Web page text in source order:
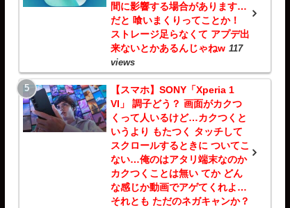
間に影響する場合があります…
だと 喰いまくりってことか！
ストレージ足らなくて アプデ出
来ないとかあるんじゃねw 117
views
【スマホ】SONY「Xperia 1
VI」 調子どう？ 画面がカクつ
くって人いるけど…カクつくと
いうより もたつく タッチして
スクロールするときに ついてこ
ない…俺のはアタリ端末なのか
カクつくことは無い てか どん
な感じか動画でアゲてくれよ…
それとも ただのネガキャンか？